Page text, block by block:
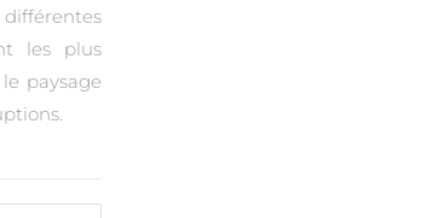
les plus
paysage